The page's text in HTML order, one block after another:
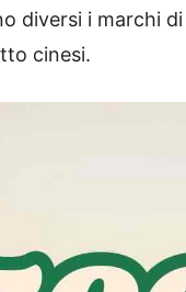
diversi i marchi
cinesi.